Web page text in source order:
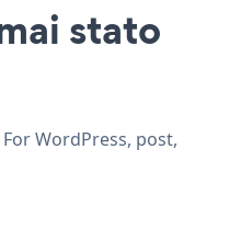
stato
WordPress, post,